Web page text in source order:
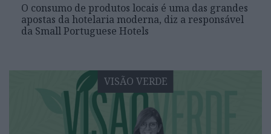
O consumo de produtos locais é uma das grandes
apostas da hotelaria moderna, diz a responsável
da Small Portuguese Hotels
VISÃO VERDE